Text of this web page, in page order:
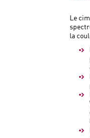
Le
la